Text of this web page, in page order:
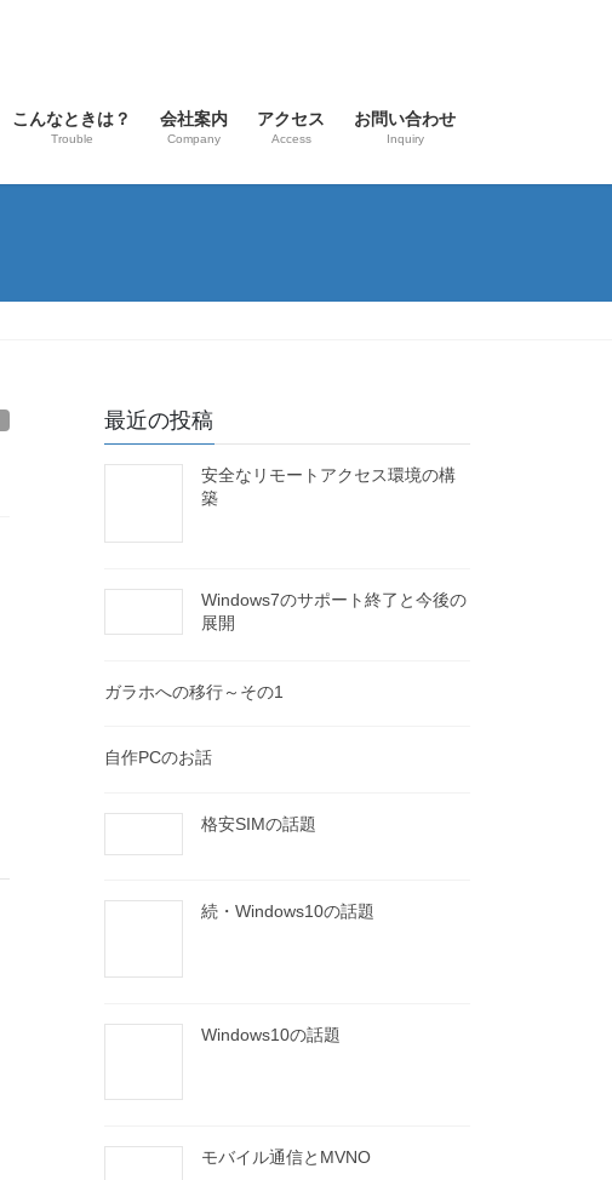
こんなときは？
Trouble
会社案内
Company
アクセス
Access
お問い合わせ
Inquiry
最近の投稿
安全なリモートアクセス環境の構
築
Windows7のサポート終了と今後の
展開
ガラホへの移行～その1
自作PCのお話
格安SIMの話題
続・Windows10の話題
Windows10の話題
モバイル通信とMVNO